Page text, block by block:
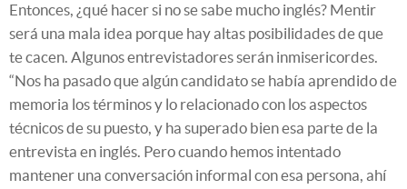
Entonces, ¿qué hacer si no se sabe mucho inglés? Mentir
será una mala idea porque hay altas posibilidades de que
te cacen. Algunos entrevistadores serán inmisericordes.
“Nos ha pasado que algún candidato se había aprendido de
memoria los términos y lo relacionado con los aspectos
técnicos de su puesto, y ha superado bien esa parte de la
entrevista en inglés. Pero cuando hemos intentado
mantener una conversación informal con esa persona, ahí